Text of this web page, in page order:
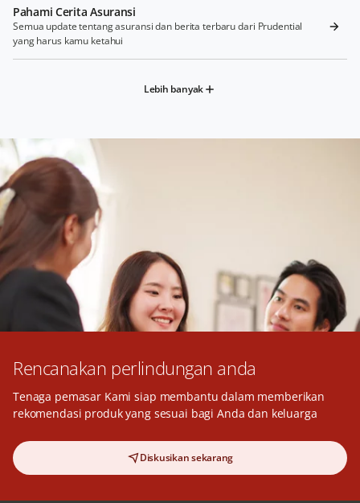
Pahami Cerita Asuransi
Semua update tentang asuransi dan berita terbaru dari Prudential
yang harus kamu ketahui
Lebih banyak
Rencanakan perlindungan anda
Tenaga pemasar Kami siap membantu dalam memberikan
rekomendasi produk yang sesuai bagi Anda dan keluarga
Diskusikan sekarang